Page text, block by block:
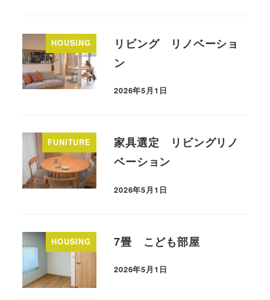
HOUSING
リビング リノベーショ
ン
2026年5月1日
FUNITURE
家具選定 リビングリノ
ベーション
2026年5月1日
HOUSING 7畳 こども部屋
2026年5月1日